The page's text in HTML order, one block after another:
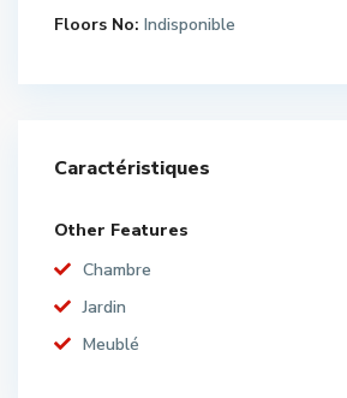
Floors No: Indisponible
Caractéristiques
Other Features
Chambre
Jardin
Meublé